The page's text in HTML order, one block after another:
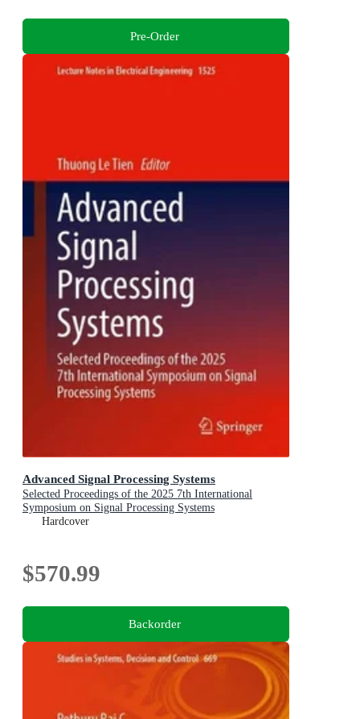
Pre-Order
Advanced Signal Processing Systems
Selected Proceedings of the 2025 7th International
Symposium on Signal Processing Systems
Hardcover
$570.99
Backorder